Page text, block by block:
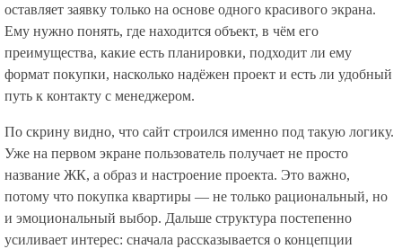
оставляет заявку только на основе одного красивого экрана.
Ему нужно понять, где находится объект, в чём его
преимущества, какие есть планировки, подходит ли ему
формат покупки, насколько надёжен проект и есть ли удобный
путь к контакту с менеджером.
По скрину видно, что сайт строился именно под такую логику.
Уже на первом экране пользователь получает не просто
название ЖК, а образ и настроение проекта. Это важно,
потому что покупка квартиры — не только рациональный, но
и эмоциональный выбор. Дальше структура постепенно
усиливает интерес: сначала рассказывается о концепции